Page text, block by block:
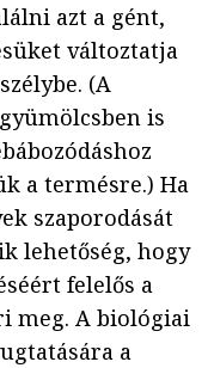
azt a gént,
változtatja
(A
is
a termésre.) Ha
szaporodását
lehetőség, hogy
felelős a
meg. A biológiai
a